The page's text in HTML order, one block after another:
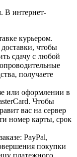
В интернет-
курьером.
чтобы
сдачу с любой
получаете
или оформлении в
Чтобы
вас на сервер
номер карты, срок
PayPal,
покупки
платежного